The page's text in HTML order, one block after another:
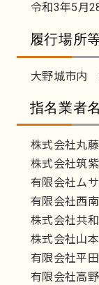
令和3年5月
履行場所
大野城市内
指名業者
株式会社丸
株式会社筑
有限会社ム
有限会社西
株式会社共
株式会社山
有限会社平
有限会社高